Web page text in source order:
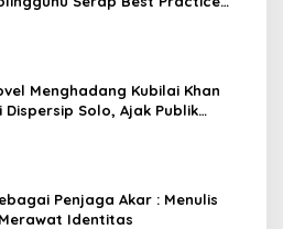
Menghadang Kubilai Khan
Dispersip Solo, Ajak Publik
Penjaga Akar : Menulis
Identitas